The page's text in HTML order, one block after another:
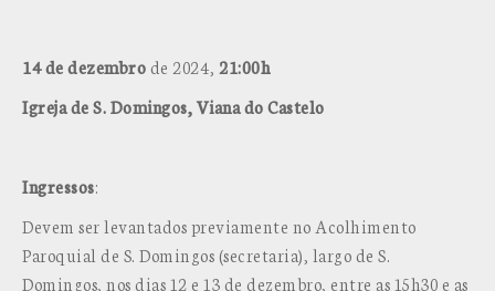
14dedezembro de 2024, 21:00h
Igreja de S. Domingos, Viana do Castelo
Ingressos:
Devem ser levantados previamente no Acolhimento
Paroquial de S. Domingos (secretaria), largo de S.
Domingos, nos dias 12 e 13 de dezembro, entre as 15h30 e as